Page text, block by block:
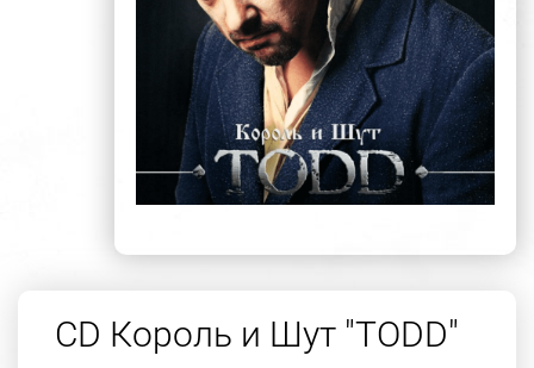
CD Король и Шут "TODD"